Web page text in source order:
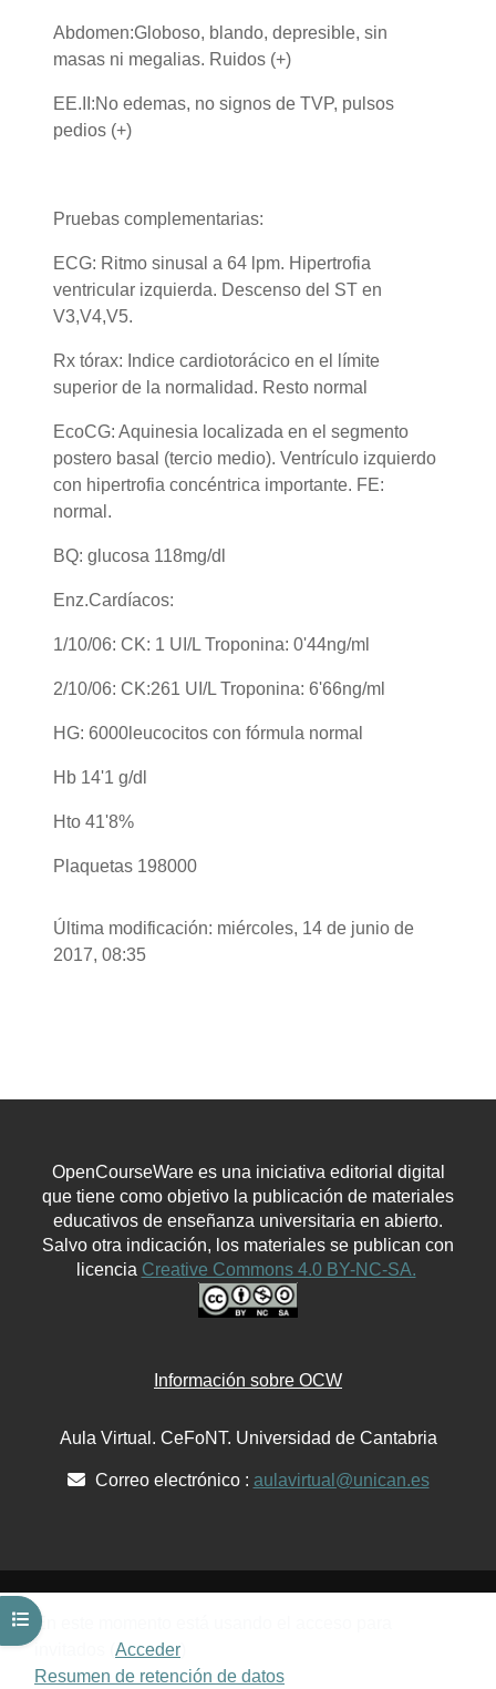
Abrir índice del curso
Abdomen:Globoso, blando, depresible, sin
masas ni megalias. Ruidos (+)
EE.II:No edemas, no signos de TVP, pulsos
pedios (+)
Pruebas complementarias:
ECG: Ritmo sinusal a 64 lpm. Hipertrofia
ventricular izquierda. Descenso del ST en
V3,V4,V5.
Rx tórax: Indice cardiotorácico en el límite
superior de la normalidad. Resto normal
EcoCG: Aquinesia localizada en el segmento
postero basal (tercio medio). Ventrículo izquierdo
con hipertrofia concéntrica importante. FE:
normal.
BQ: glucosa 118mg/dl
Enz.Cardíacos:
1/10/06: CK: 1 UI/L Troponina: 0'44ng/ml
2/10/06: CK:261 UI/L Troponina: 6'66ng/ml
HG: 6000leucocitos con fórmula normal
Hb 14'1 g/dl
Hto 41'8%
Plaquetas 198000
Última modificación: miércoles, 14 de junio de
2017, 08:35
OpenCourseWare es una iniciativa editorial digital
que tiene como objetivo la publicación de materiales
educativos de enseñanza universitaria en abierto.
Salvo otra indicación, los materiales se publican con
licencia Creative Commons 4.0 BY-NC-SA.
Información sobre OCW
Aula Virtual. CeFoNT. Universidad de Cantabria
Correo electrónico : aulavirtual@unican.es
En este momento está usando el acceso para
Acceder
Resumen de retención de datos